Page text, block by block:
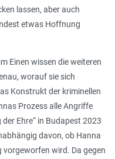
lassen, aber auch
etwas Hoffnung
Einen wissen die weiteren
worauf sie sich
Konstrukt der kriminellen
Prozess alle Angriffe
Ehre“ in Budapest 2023
davon, ob Hanna
vorgeworfen wird. Da gegen